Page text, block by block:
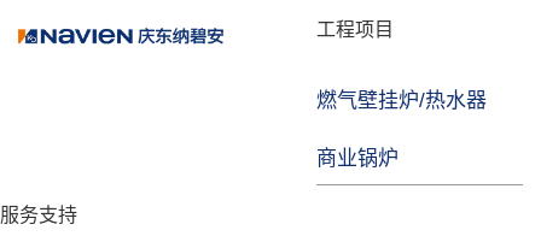
工程项目
燃气壁挂炉/热水器
商业锅炉
服务支持
品牌故事
技术实力